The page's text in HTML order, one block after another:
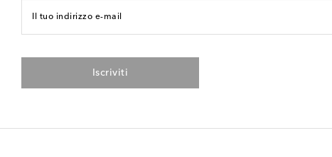
Il tuo indirizzo e-mail
Iscriviti